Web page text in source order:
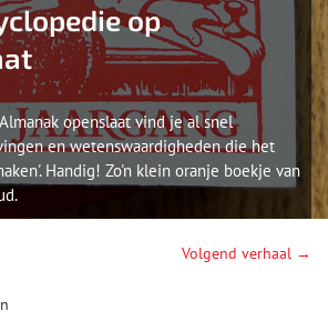
op
openslaat vind je al snel
en wetenswaardigheden die het
Handig! Zo'n klein oranje boekje van
Volgend verhaal →